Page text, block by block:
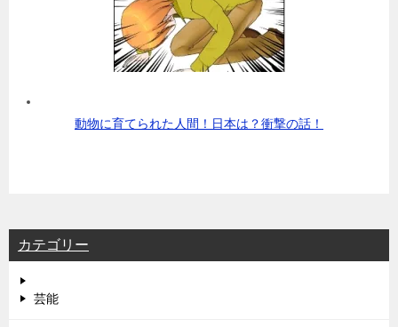
動物に育てられた人間！日本は？衝撃の話！
カテゴリー
芸能